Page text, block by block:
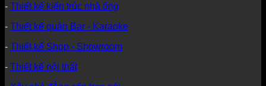
- Thiết kế kiến trúc nhà ống
- Thiết kế quán Bar - Karaoke
- Thiết kế Shop - Showroom
- Thiết kế nội thất